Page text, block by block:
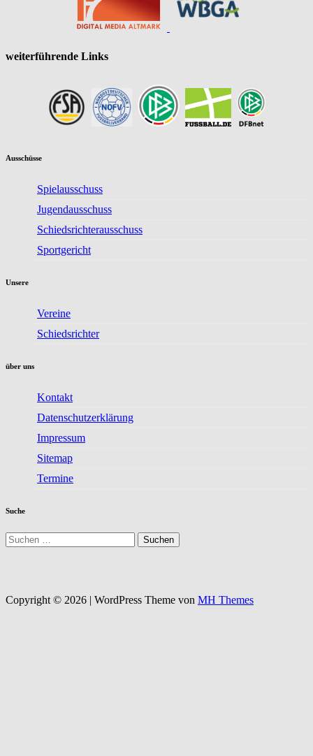
weiterführende Links
Ausschüsse
Spielausschuss
Jugendausschuss
Schiedsrichterausschuss
Sportgericht
Unsere
Vereine
Schiedsrichter
über uns
Kontakt
Datenschutzerklärung
Impressum
Sitemap
Termine
Suche
Suchen
nach:
Copyright © 2026 | WordPress Theme von MH Themes